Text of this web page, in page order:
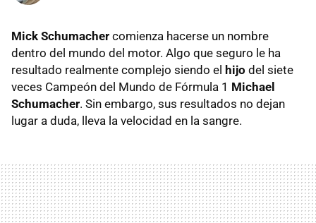
Mick Schumacher comienza hacerse un nombre
dentro del mundo del motor. Algo que seguro le ha
resultado realmente complejo siendo el hijo del siete
veces Campeón del Mundo de Fórmula 1 Michael
Schumacher. Sin embargo, sus resultados no dejan
lugar a duda, lleva la velocidad en la sangre.